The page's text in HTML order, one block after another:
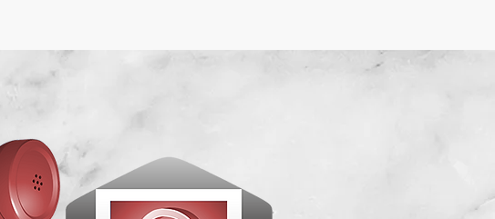
no
WhatsApp Grupo
Centrolimp
e saiba mais sobre